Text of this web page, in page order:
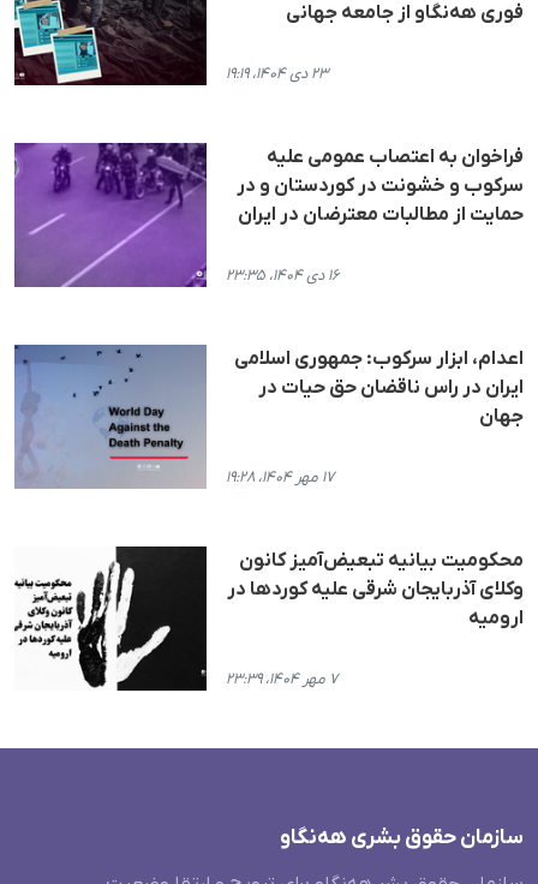
فوری هه‌نگاو از جامعه جهانی
۲۳ دی ۱۴۰۴، ۱۹:۱۹
فراخوان به اعتصاب عمومی علیه
سرکوب و خشونت در کوردستان و در
حمایت از مطالبات معترضان در ایران
۱۶ دی ۱۴۰۴، ۲۳:۳۵
اعدام، ابزار سرکوب: جمهوری اسلامی
ایران در راس ناقضان حق حیات در
جهان
۱۷ مهر ۱۴۰۴، ۱۹:۲۸
محکومیت بیانیه تبعیض‌آمیز کانون
وکلای آذربایجان شرقی علیه کوردها در
ارومیه
۷ مهر ۱۴۰۴، ۲۳:۳۹
سازمان حقوق بشری هەنگاو